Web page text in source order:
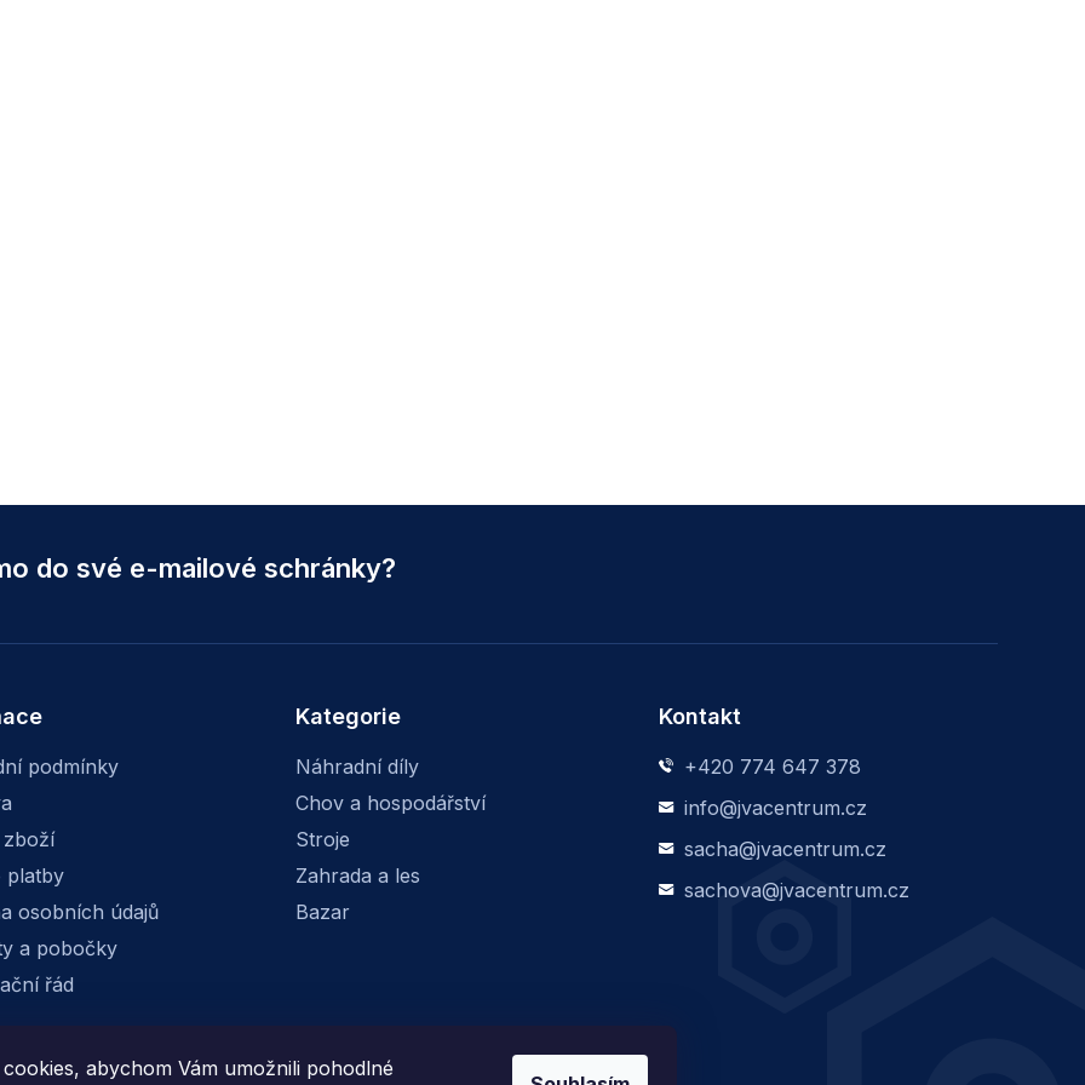
abychom Vám umožnili pohodlné
do své e-mailové schránky?
podmínky
zboží
platby
osobních údajů
a pobočky
řád
Kategorie
Náhradní díly
Chov a hospodářství
Stroje
Zahrada a les
Bazar
Kontakt
+420 774 647 378
info@jvacentrum.cz
sacha@jvacentrum.cz
sachova@jvacentrum.cz